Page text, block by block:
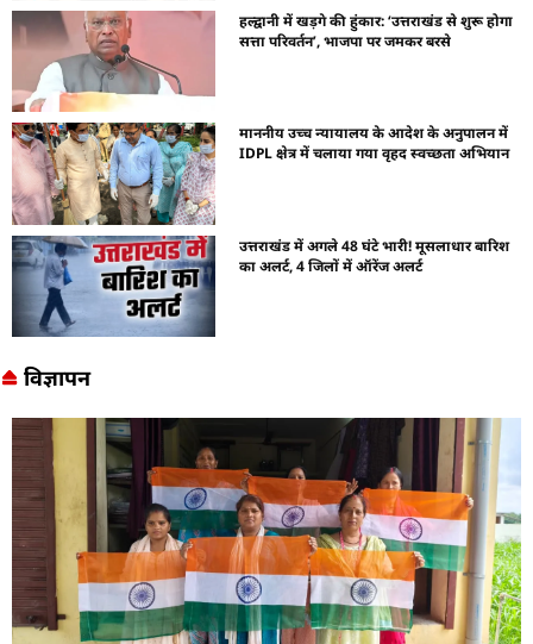
हल्द्वानी में खड़गे की हुंकार: ‘उत्तराखंड से शुरू होगा
सत्ता परिवर्तन’, भाजपा पर जमकर बरसे
माननीय उच्च न्यायालय के आदेश के अनुपालन में
IDPL क्षेत्र में चलाया गया वृहद स्वच्छता अभियान
उत्तराखंड में अगले 48 घंटे भारी! मूसलाधार बारिश
का अलर्ट, 4 जिलों में ऑरेंज अलर्ट
विज्ञापन